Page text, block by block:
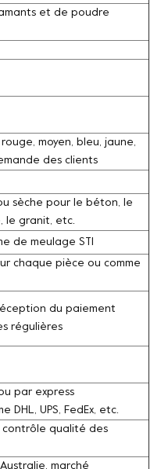
et de poudre
moyen, bleu, jaune,
des clients
sèche pour le béton, le
le granit, etc.
de meulage STI
chaque pièce ou comme
du paiement
régulières
par express
DHL, UPS, FedEx, etc.
contrôle qualité des
marché